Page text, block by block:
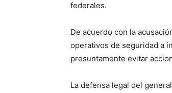
federales.
De acuerdo con la
operativos de seguridad a
presuntamente evitar
La defensa legal del